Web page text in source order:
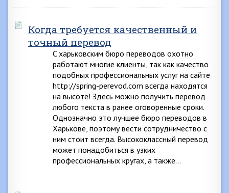
Когда требуется качественный и
точный перевод
C харьковским бюро переводов охотно
работают многие клиенты, так как качество
подобных профессиональных услуг на сайте
http://spring-perevod.com всегда находятся
на высоте! Здесь можно получить перевод
любого текста в ранее оговоренные сроки.
Однозначно это лучшее бюро переводов в
Харькове, поэтому вести сотрудничество с
ним стоит всегда. Высококлассный перевод
может понадобиться в узких
профессиональных кругах, а также…